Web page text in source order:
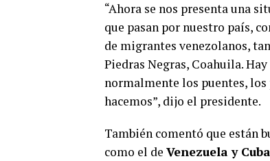
“Ahora se nos presenta una
que pasan por nuestro país,
de migrantes venezolanos,
Piedras Negras, Coahuila.
normalmente los puentes, los
hacemos”, dijo el presidente.
También comentó que están
como el de Venezuela y